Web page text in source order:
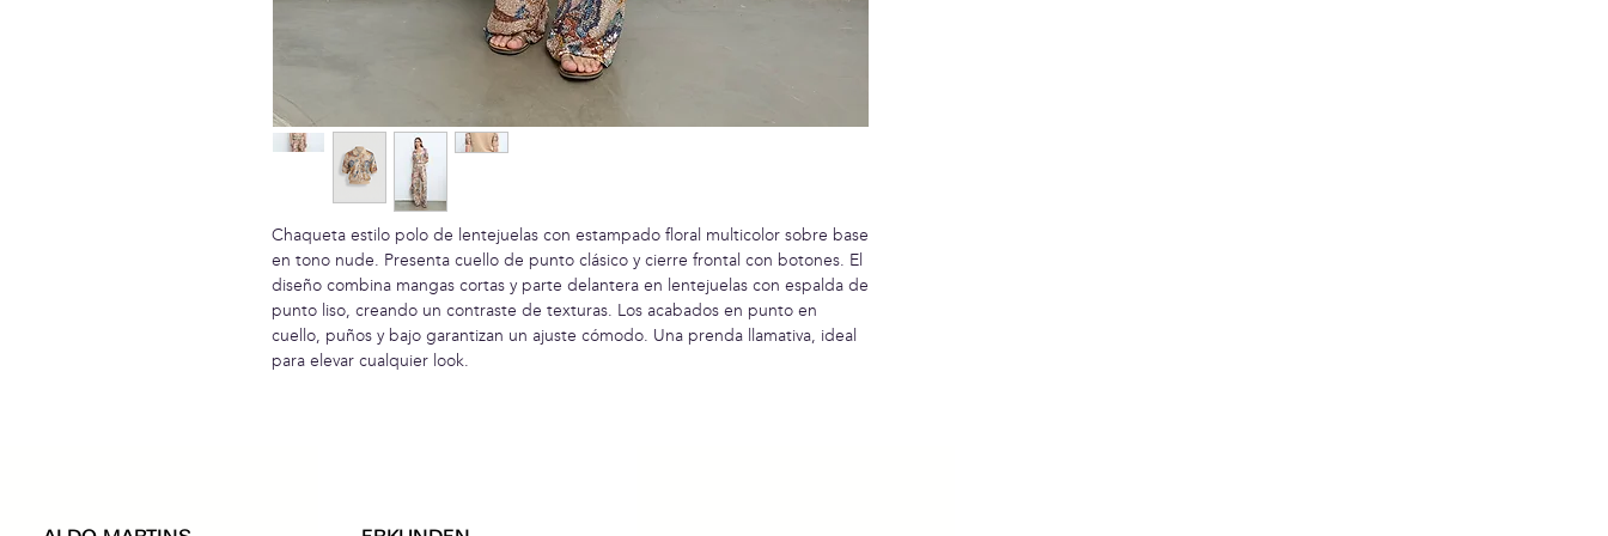
Chaqueta estilo polo de lentejuelas con estampado floral multicolor sobre base
en tono nude. Presenta cuello de punto clásico y cierre frontal con botones. El
diseño combina mangas cortas y parte delantera en lentejuelas con espalda de
punto liso, creando un contraste de texturas. Los acabados en punto en
cuello, puños y bajo garantizan un ajuste cómodo. Una prenda llamativa, ideal
para elevar cualquier look.